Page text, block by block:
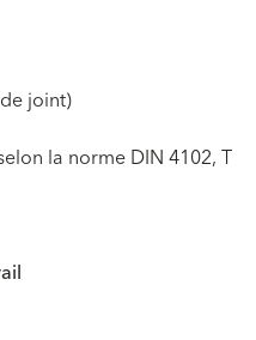
joint)
la norme DIN 4102, T